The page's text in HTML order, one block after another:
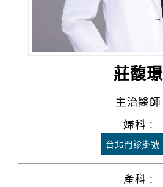
莊馥璟
主治醫師
婦科 :
台北門診掛號
產科 :